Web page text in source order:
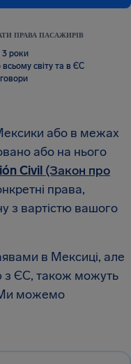
ПРАВА ПАСАЖИРІВ
3 роки
світу та в ЄС
або в межах
або на нього
Civil (Закон про
права,
з вартістю вашого
в Мексиці, але
з ЄС, також можуть
можемо